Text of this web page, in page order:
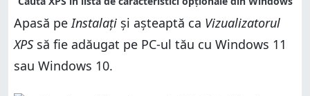
Apasă peInstalați și așteaptă ca Vizualizatorul
XPS să fie adăugat pe PC-ul tău cu Windows 11
sau Windows 10.